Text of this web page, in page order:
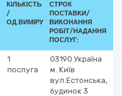
КІЛЬКІСТЬ
/
ОД.ВИМІРУ
СТРОК
ПОСТАВКИ/
ВИКОНАННЯ
РОБІТ/НАДАННЯ
ПОСЛУГ:
1
послуга
03190 Україна
м. Київ
вул.Естонська,
будинок 3